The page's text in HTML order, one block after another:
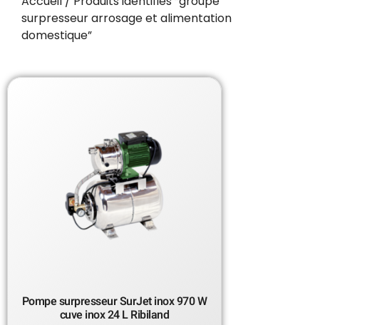
surpresseur arrosage et alimentation
domestique”
Pompe surpresseur SurJet inox 970 W
cuve inox 24 L Ribiland